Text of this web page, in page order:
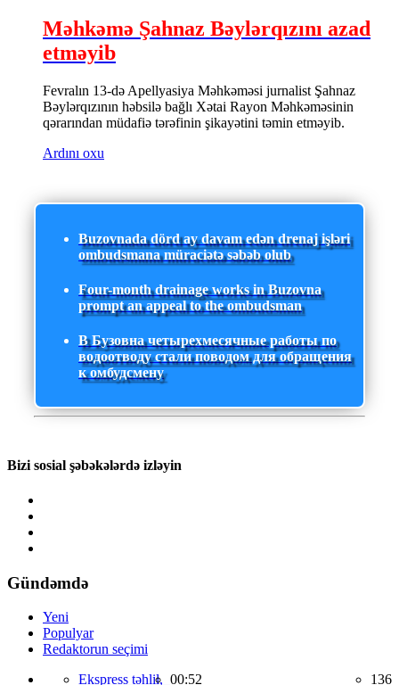
Məhkəmə Şahnaz Bəylərqızını azad
etməyib
Fevralın 13-də Apellyasiya Məhkəməsi jurnalist Şahnaz
Bəylərqızının həbsilə bağlı Xətai Rayon Məhkəməsinin
qərarından müdafiə tərəfinin şikayətini təmin etməyib.
Ardını oxu
Buzovnada dörd ay davam edən drenaj işləri
ombudsmana müraciətə səbəb olub
Four-month drainage works in Buzovna
prompt an appeal to the ombudsman
В Бузовна четырехмесячные работы по
водоотводу стали поводом для обращения
к омбудсмену
Bizi sosial şəbəkələrdə izləyin
Gündəmdə
Yeni
Populyar
Redaktorun seçimi
Ekspress təhlil, 00:52 136